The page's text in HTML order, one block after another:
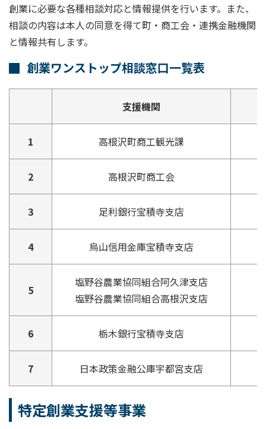
創業に必要な各種相談対応と情報提供を行います。また、
相談の内容は本人の同意を得て町・商工会・連携金融機関
と情報共有します。
創業ワンストップ相談窓口一覧表
支援機関
1 高根沢町商工観光課
2 高根沢町商工会
3 足利銀行宝積寺支店
4 烏山信用金庫宝積寺支店
5
塩野谷農業協同組合阿久津支店
塩野谷農業協同組合高根沢支店
6 栃木銀行宝積寺支店
7 日本政策金融公庫宇都宮支店
特定創業支援等事業